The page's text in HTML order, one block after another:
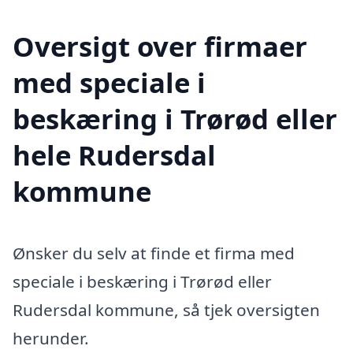
Oversigt over firmaer
med speciale i
beskæring i Trørød eller
hele Rudersdal
kommune
Ønsker du selv at finde et firma med
speciale i beskæring i Trørød eller
Rudersdal kommune, så tjek oversigten
herunder.